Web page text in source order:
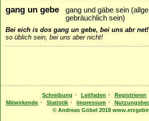
gang un gebe
gang und gäbe sein
gebräuchlich sein)
Bei eich is dos gang un gebe, bei uns abr net!
so üblich sein, bei uns aber nicht!
Schreibung · Leitfaden · Registrieren
Mitwirkende · Statistik · Impressum ·
© Andreas Göbel 2018